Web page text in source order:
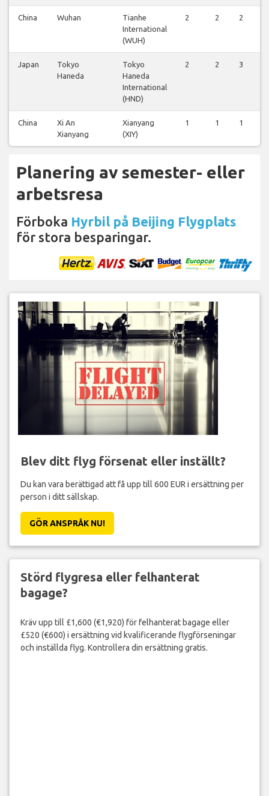
China Wuhan
Tianhe
International
(WUH)
2 2 2
Japan
Tokyo
Haneda
Tokyo
Haneda
International
(HND)
2 2 3
China
Xi An
Xianyang
Xianyang
(XIY)
1 1 1
Planering av semester- eller
arbetsresa
Förboka Hyrbil på Beijing Flygplats
för stora besparingar.
Blev ditt flyg försenat eller inställt?
Du kan vara berättigad att få upp till 600 EUR i ersättning per
person i ditt sällskap.
GÖR ANSPRÅK NU!
Störd flygresa eller felhanterat
bagage?
Kräv upp till £1,600 (€1,920) för felhanterat bagage eller
£520 (€600) i ersättning vid kvalificerande flygförseningar
och inställda flyg. Kontrollera din ersättning gratis.